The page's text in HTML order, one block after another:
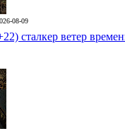
08-09
сталкер ветер